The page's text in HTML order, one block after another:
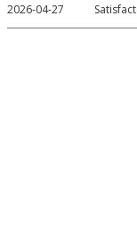
2026-04-27